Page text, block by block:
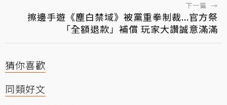
下一篇 →
擦邊手遊《塵白禁域》被黨重拳制裁...官方祭
「全額退款」補償 玩家大讚誠意滿滿
猜你喜歡
同類好文